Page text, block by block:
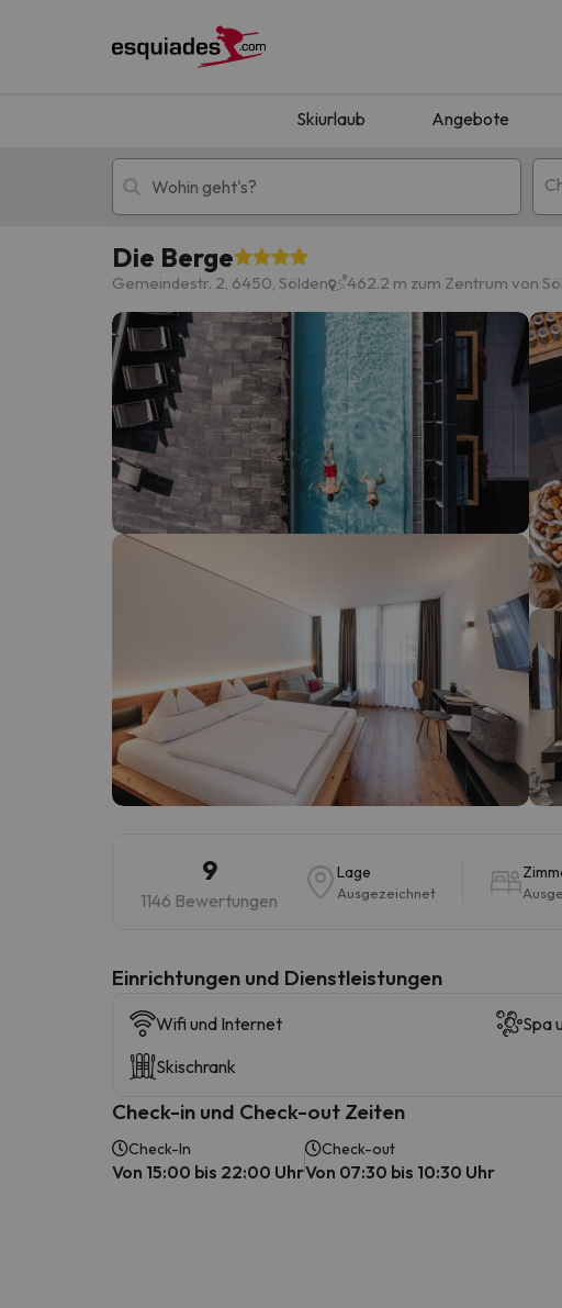
Skiurlaub Angebote
Skiurlaub Berghotels
Oops, wir haben keine Ergebnisse gefunden, die Ihrer
Es sieht so aus, als hätte sich unser Sucher verirrt.
Die Berge
Gemeindestr. 2, 6450, Sölden 462.2 m zum Zentrum von
9
1146 Bewertungen
Lage
Ausgezeichnet
​Einrichtungen und Dienstleistungen
Wifi und Internet
Spa
Skischrank
Check-in und Check-out Zeiten
Check-In
Von 15:00 bis 22:00 Uhr
Check-out
Von 07:30 bis 10:30 Uhr